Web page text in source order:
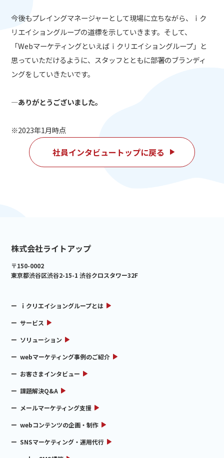
今後もプレイングマネージャーとして現場に立ちながら、ｉク
リエイショングループの道標を示していきます。そして、
「Webマーケティングといえばｉクリエイショングループ」と
思っていただけるように、スタッフとともに部署のブランディ
ングをしていきたいです。
―ありがとうございました。
※2023年1月時点
社員インタビュートップに戻る
株式会社ライトアップ
〒150-0002
東京都渋谷区渋谷2-15-1 渋谷クロスタワー32F
ｉクリエイショングループとは
サービス
ソリューション
webマーケティング事例のご紹介
お客さまインタビュー
課題解決Q&A
メールマーケティング支援
webコンテンツの企画・制作
SNSマーケティング・運用代行